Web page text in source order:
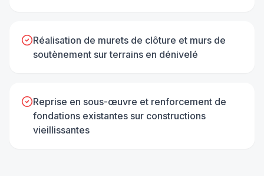
Réalisation de murets de clôture et murs de
soutènement sur terrains en dénivelé
Reprise en sous-œuvre et renforcement de
fondations existantes sur constructions
vieillissantes